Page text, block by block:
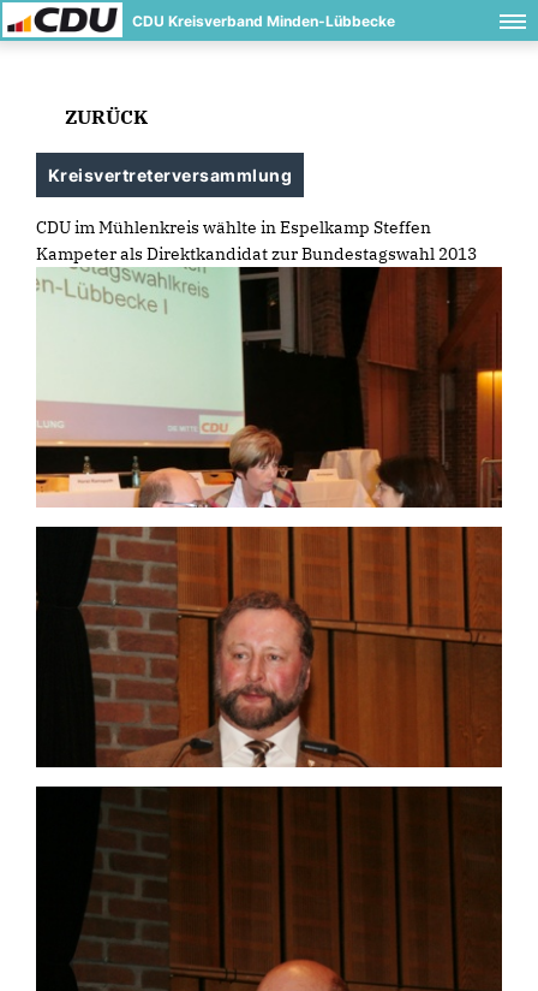
CDU Kreisverband Minden-Lübbecke
ZURÜCK
Kreisvertreterversammlung
CDU im Mühlenkreis wählte in Espelkamp Steffen
Kampeter als Direktkandidat zur Bundestagswahl 2013